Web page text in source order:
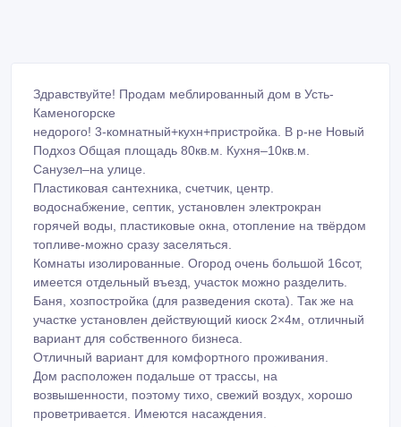
Здравствуйте! Продам меблированный дом в Усть-
Каменогорске
недорого! 3‑комнатный+кухн+пристройка. В р-не Новый
Подхоз Общая площадь 80кв.м. Кухня–10кв.м.
Санузел–на улице.
Пластиковая сантехника, счетчик, центр.
водоснабжение, септик, установлен электрокран
горячей воды, пластиковые окна, отопление на твёрдом
топливе-можно сразу заселяться.
Комнаты изолированные. Огород очень большой 16сот,
имеется отдельный въезд, участок можно разделить.
Баня, хозпостройка (для разведения скота). Так же на
участке установлен действующий киоск 2×4м, отличный
вариант для собственного бизнеса.
Отличный вариант для комфортного проживания.
Дом расположен подальше от трассы, на
возвышенности, поэтому тихо, свежий воздух, хорошо
проветривается. Имеются насаждения.